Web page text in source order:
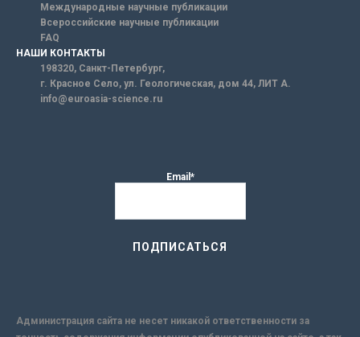
Международные научные публикации
Всероссийские научные публикации
FAQ
НАШИ КОНТАКТЫ
198320, Санкт-Петербург,
г. Красное Село, ул. Геологическая, дом 44, ЛИТ А.
info@euroasia-science.ru
Email*
Администрация сайта не несет никакой ответственности за